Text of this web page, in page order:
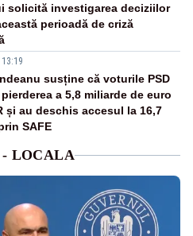
solicită investigarea deciziilor
perioadă de criză
susține că voturile PSD
a 5,8 miliarde de euro
și au deschis accesul la 16,7
SAFE
LOCALA